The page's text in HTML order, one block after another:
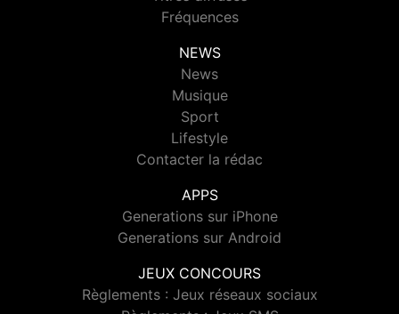
Fréquences
NEWS
News
Musique
Sport
Lifestyle
Contacter la rédac
APPS
Generations sur iPhone
Generations sur Android
JEUX CONCOURS
Règlements : Jeux réseaux sociaux